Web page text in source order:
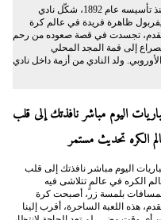
منذ تأسيسه عام 1892، شكّل نادي
ظاهرة فريدة في عالم كرة
تجسدت في قصة صعوده من رحم
إلى قمة المجد المحلي
ولد النادي من أزمة داخل نادي
اليوم مباشر نافذتك إلى قلب
الكره تحديث مستمر
اليوم مباشر نافذتك إلى قلب
الكره في عالمٍ تتلاشى فيه
بلمسة زر، أصبحت كرة
هذه اللعبة الساحرة، أقرب إلينا